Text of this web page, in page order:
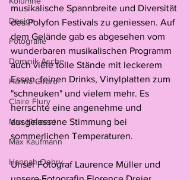
Design
Fotografie
Dominik Asche
Hanna Girard
Claire Flury
Max Klement
Max Kaufmann
Hannah Oehry
musikalische Spannbreite und Diversität
des Polyfon Festivals zu geniessen. Auf
dem Gelände gab es abgesehen vom
wunderbaren musikalischen Programm
auch viele tolle Stände mit leckerem
Essen, feinen Drinks, Vinylplatten zum
"schneuken" und vielem mehr. Es
herrschte eine angenehme und
ausgelassene Stimmung bei
sommerlichen Temperaturen.
Unser Fotograf Laurence Müller und